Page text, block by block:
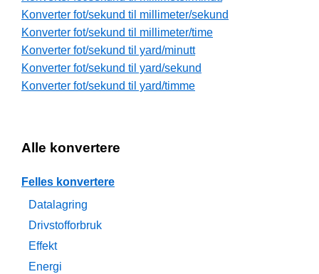
Konverter fot/sekund til millimeter/sekund
Konverter fot/sekund til millimeter/time
Konverter fot/sekund til yard/minutt
Konverter fot/sekund til yard/sekund
Konverter fot/sekund til yard/timme
Alle konvertere
Felles konvertere
Datalagring
Drivstofforbruk
Effekt
Energi